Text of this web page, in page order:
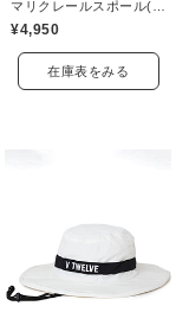
¥4,950
在庫表をみる